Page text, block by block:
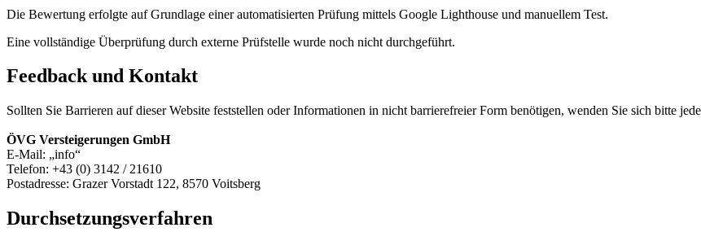
Die Bewertung erfolgte auf Grundlage einer automatisierten Prüfung mittels Google Lighthouse und manuellem Test.
Eine vollständige Überprüfung durch externe Prüfstelle wurde noch nicht durchgeführt.
Feedback und Kontakt
Sollten Sie Barrieren auf dieser Website feststellen oder Informationen in nicht barrierefreier Form benötigen, wenden Sie sich bitte
ÖVG Versteigerungen GmbH
E-Mail:
info
Telefon: +43 (0) 3142 / 21610
Postadresse: Grazer Vorstadt 122, 8570 Voitsberg
Durchsetzungsverfahren